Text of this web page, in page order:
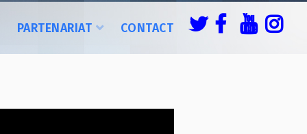
PARTENARIAT CONTACT